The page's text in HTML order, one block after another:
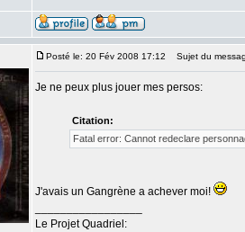
Posté le: 20 Fév 2008 17:12 Sujet du
Je ne peux plus jouer mes persos:
Citation:
Fatal error: Cannot redeclare
J'avais un Gangrène a achever moi!
Le Projet Quadriel: